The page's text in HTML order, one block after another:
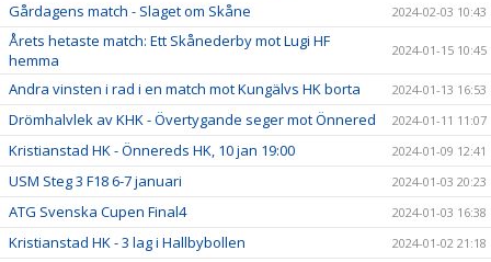
Gårdagens match - Slaget om Skåne 2024-02-03 10:43
Årets hetaste match: Ett Skånederby mot Lugi HF
hemma
2024-01-15 10:45
Andra vinsten i rad i en match mot Kungälvs HK borta 2024-01-13 16:53
Drömhalvlek av KHK - Övertygande seger mot Önnered 2024-01-11 11:07
Kristianstad HK - Önnereds HK, 10 jan 19:00 2024-01-09 12:41
USM Steg 3 F18 6-7 januari 2024-01-03 20:23
ATG Svenska Cupen Final4 2024-01-03 16:38
Kristianstad HK - 3 lag i Hallbybollen 2024-01-02 21:18